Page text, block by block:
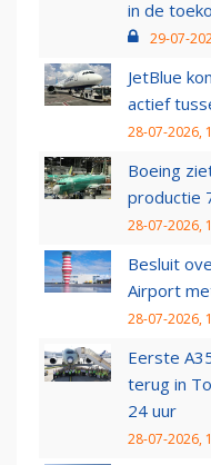
in de
29-07-
JetBlue
actief
28-07-2026,
Boeing
productie
28-07-2026,
Besluit
Airport
28-07-2026,
Eerste
terug in
24 uur
28-07-2026,